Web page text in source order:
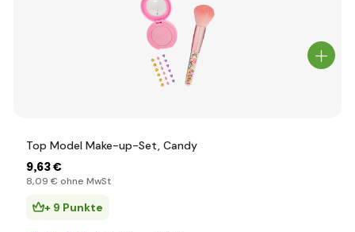
Top Model Make-up-Set, Candy
9,63 €
8,09 € ohne MwSt
+ 9 Punkte